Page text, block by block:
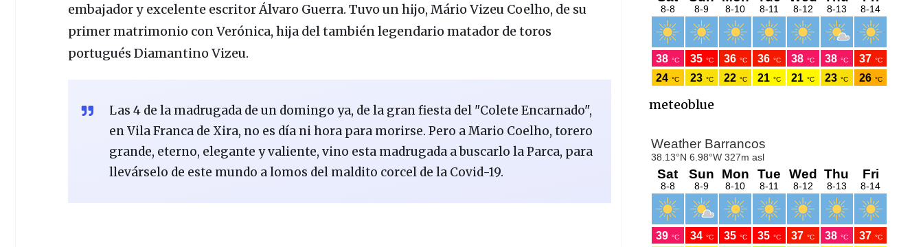
embajador y excelente escritorÁlvaro Guerra. Tuvo un hijo,Mário Vizeu Coelho, de su
primer matrimonio conVerónica,hija del también legendario matador de toros
portuguésDiamantino Vizeu.
Las 4 de la madrugada de un domingo ya, de la gran fiesta del "Colete Encarnado",
en Vila Franca de Xira, no es día ni hora para morirse. Pero a Mario Coelho, torero
grande, eterno, elegante y valiente, vino esta madrugada a buscarlo la Parca, para
llevárselo de este mundo a lomos del maldito corcel de la Covid-19.
meteoblue